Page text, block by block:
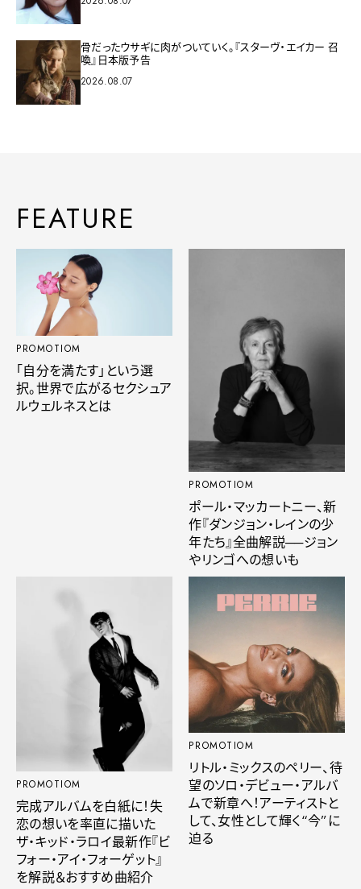
骨だったウサギに肉がついていく。『スターヴ・エイカー 召
喚』日本版予告
2026.08.07
FEATURE
PROMOTIOM
「自分を満たす」という選
択。世界で広がるセクシュア
ルウェルネスとは
PROMOTIOM
ポール・マッカートニー、新
作『ダンジョン・レインの少
年たち』全曲解説──ジョン
やリンゴへの想いも
PROMOTIOM
完成アルバムを白紙に！失
恋の想いを率直に描いた
ザ・キッド・ラロイ最新作『ビ
フォー・アイ・フォーゲット』
を解説＆おすすめ曲紹介
PROMOTIOM
リトル・ミックスのペリー、待
望のソロ・デビュー・アルバ
ムで新章へ！アーティストと
して、女性として輝く“今”に
迫る